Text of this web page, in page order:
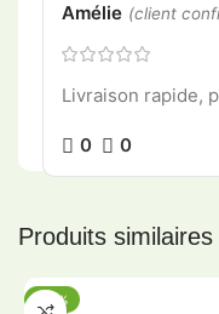
Amélie (client
Livraison rapide,
0 0
Produits similaires
-20%